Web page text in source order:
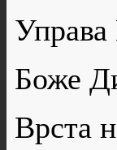
Управа
Боже
Врста